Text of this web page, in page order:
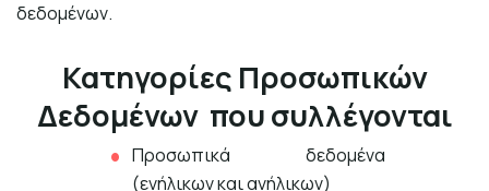
δεδομένων.
Κατηγορίες Προσωπικών
Δεδομένων που συλλέγονται
Προσωπικά δεδομένα
(ενήλικων και ανήλικων)